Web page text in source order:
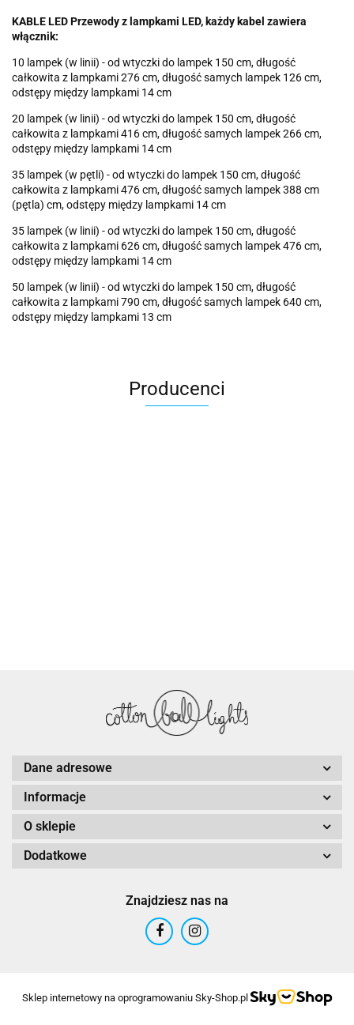
KABLE LED Przewody z lampkami LED, każdy kabel zawiera
włącznik:
10 lampek (w linii) - od wtyczki do lampek 150 cm, długość
całkowita z lampkami 276 cm, długość samych lampek 126 cm,
odstępy między lampkami 14 cm
20 lampek (w linii) - od wtyczki do lampek 150 cm, długość
całkowita z lampkami 416 cm, długość samych lampek 266 cm,
odstępy między lampkami 14 cm
35 lampek (w pętli) - od wtyczki do lampek 150 cm, długość
całkowita z lampkami 476 cm, długość samych lampek 388 cm
(pętla) cm, odstępy między lampkami 14 cm
35 lampek (w linii) - od wtyczki do lampek 150 cm, długość
całkowita z lampkami 626 cm, długość samych lampek 476 cm,
odstępy między lampkami 14 cm
50 lampek (w linii) - od wtyczki do lampek 150 cm, długość
całkowita z lampkami 790 cm, długość samych lampek 640 cm,
odstępy między lampkami 13 cm
Producenci
Dane adresowe
Informacje
O sklepie
Dodatkowe
Znajdziesz nas na
Sklep internetowy na oprogramowaniu Sky-Shop.pl